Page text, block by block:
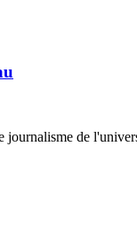
journalisme de